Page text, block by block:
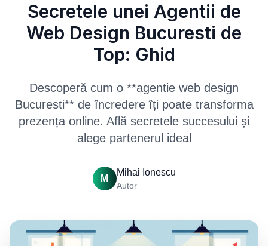
Secretele unei Agentii de
Web Design Bucuresti de
Top: Ghid
Descoperă cum o **agentie web design
Bucuresti** de încredere îți poate transforma
prezența online. Află secretele succesului și
alege partenerul ideal
M
Mihai Ionescu
Autor